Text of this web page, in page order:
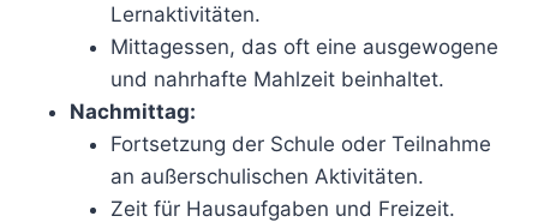
Lernaktivitäten.
Mittagessen, das oft eine ausgewogene
und nahrhafte Mahlzeit beinhaltet.
Nachmittag:
Fortsetzung der Schule oder Teilnahme
an außerschulischen Aktivitäten.
Zeit für Hausaufgaben und Freizeit.